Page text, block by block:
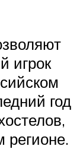
игрок
год
регионе.